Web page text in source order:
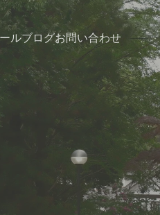
ルブログお問い合わせ